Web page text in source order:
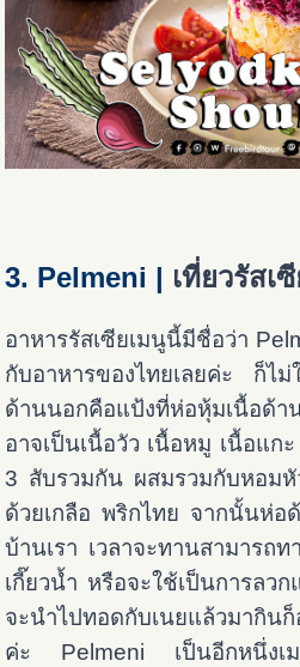
3. Pelmeni | เที่ยวรัสเ
อาหารรัสเซียเมนูนี้มีชื่อว่า
กับอาหารของไทยเลยค่ะ ก็ไม่
ด้านนอกคือแป้งที่ห่อหุ้มเนื้อด้
อาจเป็นเนื้อวัว เนื้อหมู เนื้อแก
3 สับรวมกัน ผสมรวมกับหอมหั
ด้วยเกลือ พริกไทย จากนั้นห่อ
บ้านเรา เวลาจะทานสามารถ
เกี๊ยวน้ำ หรือจะใช้เป็นการลว
จะนำไปทอดกับเนยแล้วมากิน
ค่ะ Pelmeni เป็นอีกหนึ่งเม